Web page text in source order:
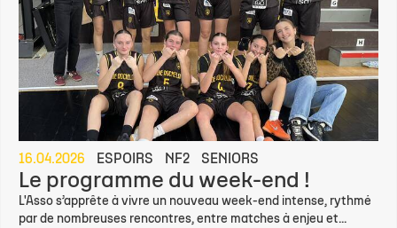
16.04.2026 ESPOIRS NF2 SENIORS
Le programme du week-end !
L'Asso s’apprête à vivre un nouveau week-end intense, rythmé
par de nombreuses rencontres, entre matches à enjeu et...